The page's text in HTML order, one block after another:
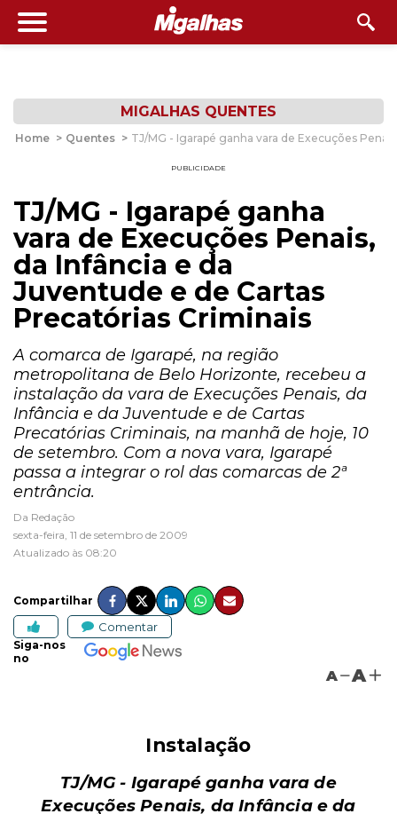
MIGALHAS QUENTES
Home > Quentes > TJ/MG - Igarapé ganha vara de Execuções
PUBLICIDADE
TJ/MG - Igarapé ganha
vara de Execuções Penais,
da Infância e da
Juventude e de Cartas
Precatórias Criminais
A comarca de Igarapé, na região
metropolitana de Belo Horizonte, recebeu a
instalação da vara de Execuções Penais, da
Infância e da Juventude e de Cartas
Precatórias Criminais, na manhã de hoje, 10
de setembro. Com a nova vara, Igarapé
passa a integrar o rol das comarcas de 2ª
entrância.
Da Redação
sexta-feira, 11 de setembro de 2009
Atualizado às 08:20
Compartilhar
Comentar
Siga-nos
no
A A
Instalação
TJ/MG - Igarapé ganha vara de
Execuções Penais, da Infância e da